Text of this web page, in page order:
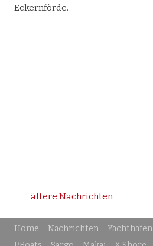
Eckernförde.
ältere Nachrichten
Home Nachrichten Yachthafen